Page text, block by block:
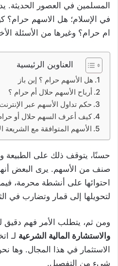
المسلمين في العصور الحديثة.
في الإسلام؛ هل الاسهم حرام؟
ام حرام؟ وغيرها من الأسئلة
العناوين الرئيسية
هل الأسهم حرام ؟ إبن باز
أرباح الأسهم حلال أم حرام ؟
حكم تداول الأسهم عبر الإنترنت
كيف أعرف السهم حلال أو
الأسهم المتوافقة مع الشريعة
حسنًا، يتوقف ذلك على الطبيعة
صنف من الأسهم. يرى البعض
احتوائها على أنشطة محرمة،
لتحويلها إلى قمار وتضارب في
ومن ثم، يتطلب الأمر فهم دقيق
والاستشارة المالية الشرعية لـ
الاستثمار في هذا المجال. وها
شيء من التفصيل.